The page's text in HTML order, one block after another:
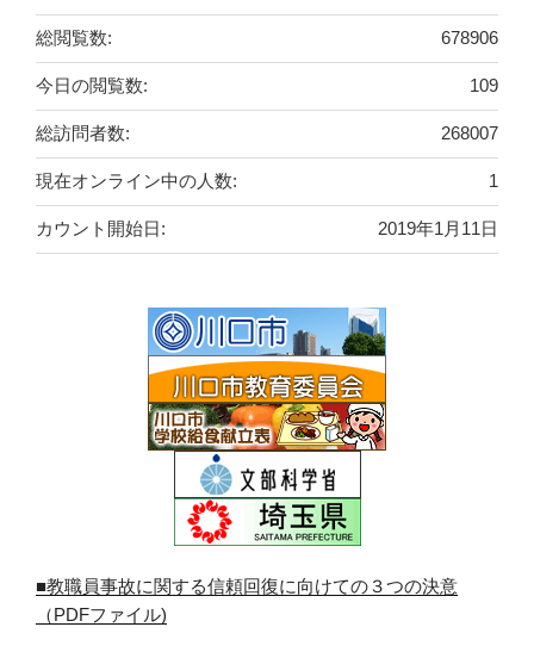
678906
総閲覧数:
109
今日の閲覧数:
268007
総訪問者数:
1
現在オンライン中の人数:
2019年1月11日
カウント開始日:
■教職員事故に関する信頼回復に向けての３つの決意
（PDFファイル)